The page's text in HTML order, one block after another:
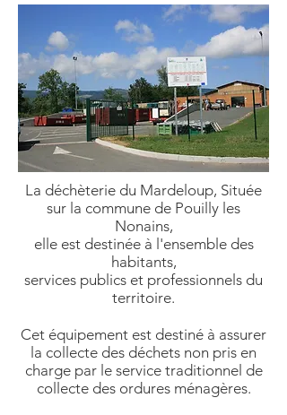
La déchèterie du Mardeloup, Située
sur la commune de Pouilly les
Nonains,
elle est destinée à l'ensemble des
habitants,
services publics et professionnels du
territoire.
Cet équipement est destiné à assurer
la collecte des déchets non pris en
charge par le service traditionnel de
collecte des ordures ménagères.